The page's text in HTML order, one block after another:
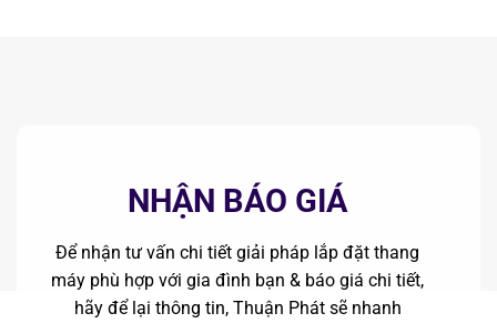
NHẬN BÁO GIÁ
Để nhận tư vấn chi tiết giải pháp lắp đặt thang
máy phù hợp với gia đình bạn & báo giá chi tiết,
hãy để lại thông tin, Thuận Phát sẽ nhanh